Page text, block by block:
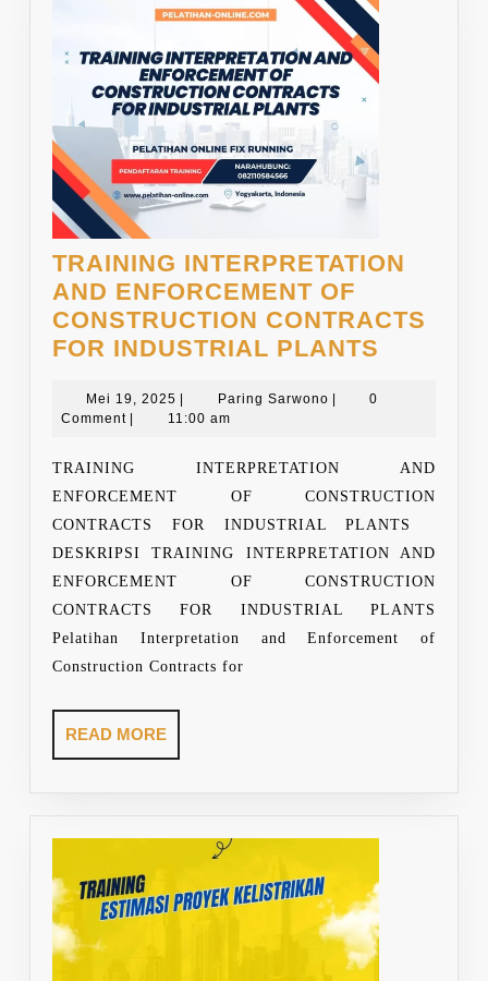
TRAINING INTERPRETATION
AND ENFORCEMENT OF
CONSTRUCTION CONTRACTS
FOR INDUSTRIAL PLANTS
OF
FOR
PLANTS
Mei 19, 2025 Mei
19,
Paring SarwonoParing0
Comment
11:00 am
TRAINING INTERPRETATION AND
ENFORCEMENT OF CONSTRUCTION
CONTRACTS FOR INDUSTRIAL PLANTS
DESKRIPSI TRAINING INTERPRETATION AND
ENFORCEMENT OF CONSTRUCTION
CONTRACTS FOR INDUSTRIAL PLANTS
Pelatihan Interpretation and Enforcement of
Construction Contracts for
READ MOREREAD
MORE